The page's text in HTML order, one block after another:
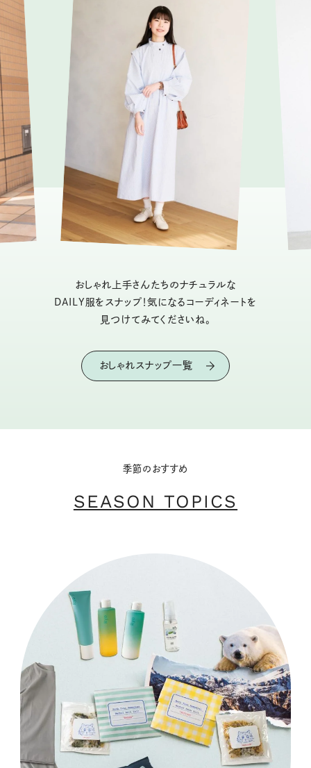
おしゃれ上手さんたちのナチュラルな
DAILY服をスナップ！気になるコーディネートを
見つけてみてくださいね。
おしゃれスナップ一覧
季節のおすすめ
SEASON TOPICS